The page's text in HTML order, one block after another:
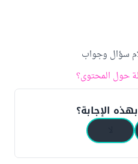
سؤال وجواب
حول المحتوى؟
الإجابة؟